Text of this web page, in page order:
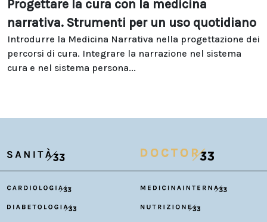
Progettare la cura con la medicina
narrativa. Strumenti per un uso quotidiano
Introdurre la Medicina Narrativa nella progettazione dei
percorsi di cura. Integrare la narrazione nel sistema
cura e nel sistema persona...